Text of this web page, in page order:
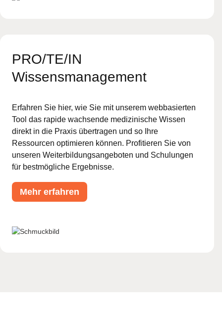
PRO/TE/IN
Wissensmanagement
Erfahren Sie hier, wie Sie mit unserem webbasierten
Tool das rapide wachsende medizinische Wissen
direkt in die Praxis übertragen und so Ihre
Ressourcen optimieren können. Profitieren Sie von
unseren Weiterbildungsangeboten und Schulungen
für bestmögliche Ergebnisse.
Mehr erfahren